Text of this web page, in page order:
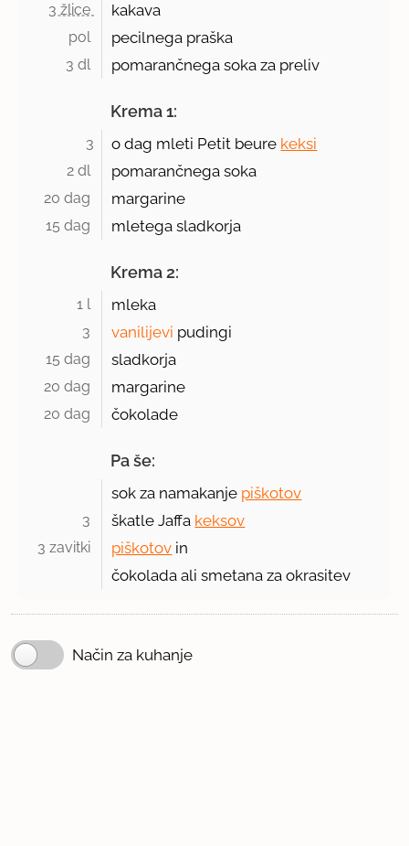
3 žlice kakava
pol pecilnega praška
3 dl pomarančnega soka za preliv
Krema 1:
3 o dag mleti Petit beure keksi
2 dl pomarančnega soka
20 dag margarine
15 dag mletega sladkorja
Krema 2:
1 l mleka
3 vanilijevi pudingi
15 dag sladkorja
20 dag margarine
20 dag čokolade
Pa še:
sok za namakanje piškotov
3 škatle Jaffa keksov
3 zavitki piškotov in
čokolada ali smetana za okrasitev
Način za kuhanje